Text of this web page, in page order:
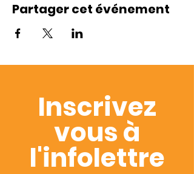
Partager cet événement
Inscrivez
vous à
l'infolettre